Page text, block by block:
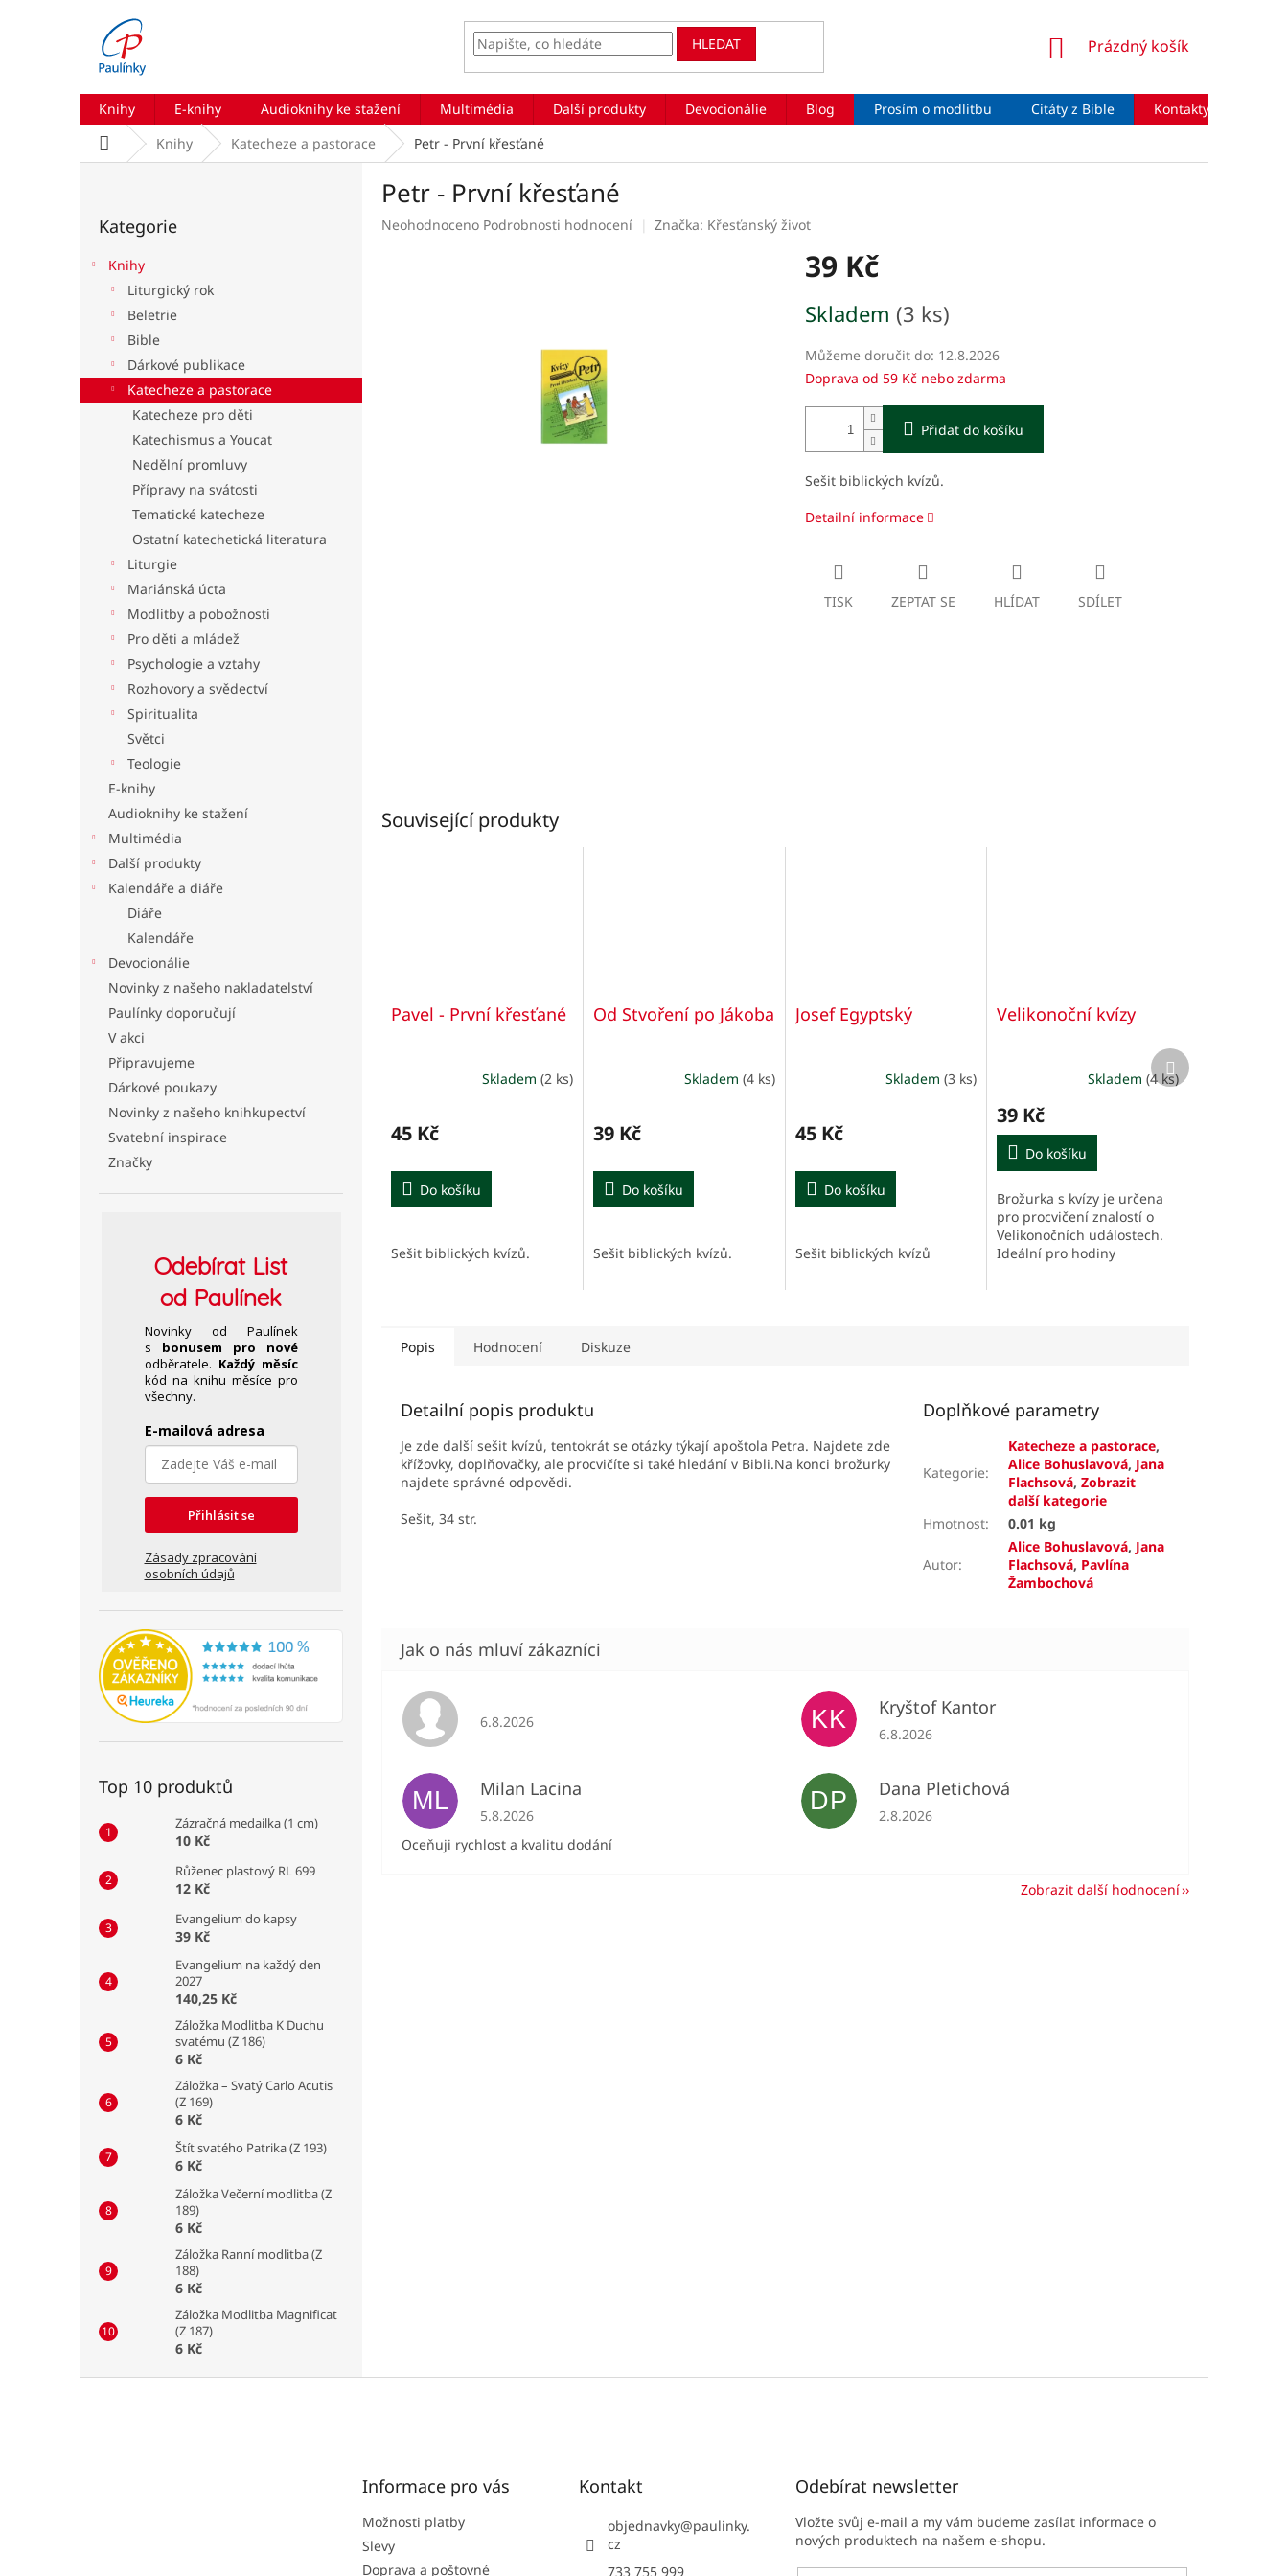
HLEDAT
NÁKUPNÍ
Prázdný košík
Knihy E-knihy Audioknihy ke stažení Multimédia Další produkty Devocionálie Blog Prosím o modlitbu Citáty z Bible Kontakty
Domů Knihy Katecheze a pastorace Petr - První křesťané
a
n
kategorie
Kategorie
Knihy
Liturgický rok
Beletrie
Bible
Dárkové publikace
Katecheze a pastorace
Katecheze pro děti
Katechismus a Youcat
Nedělní promluvy
Přípravy na svátosti
Tematické katecheze
Ostatní katechetická literatura
Liturgie
Mariánská úcta
Modlitby a pobožnosti
Pro děti a mládež
Psychologie a vztahy
Rozhovory a svědectví
Spiritualita
Světci
Teologie
E-knihy
Audioknihy ke stažení
Multimédia
Další produkty
Kalendáře a diáře
Diáře
Kalendáře
Devocionálie
Novinky z našeho nakladatelství
Paulínky doporučují
V akci
Připravujeme
Dárkové poukazy
Novinky z našeho knihkupectví
Svatební inspirace
Značky
OdebíratList
od Paulínek
Novinky od Paulínek
s bonusem pro nové
odběratele. Každý měsíc
kód na knihu měsíce pro
všechny.
E-mailová adresa
Přihlásit se
Zásady zpracování
osobních údajů
Top 10 produktů
Zázračná medailka (1 cm)
10 Kč
Růženec plastový RL 699
12 Kč
Evangelium do kapsy
39 Kč
Evangelium na každý den
2027
140,25 Kč
Záložka Modlitba K Duchu
svatému (Z 186)
6 Kč
Záložka – Svatý Carlo Acutis
(Z 169)
6 Kč
Štít svatého Patrika (Z 193)
6 Kč
Záložka Večerní modlitba (Z
189)
6 Kč
Záložka Ranní modlitba (Z
188)
6 Kč
Záložka Modlitba Magnificat
(Z 187)
6 Kč
Petr - První křesťané
Průměrné
Neohodnoceno Podrobnosti hodnocení Značka: Křesťanský život
39 Kč
cena:
Skladem (3 ks)
Můžeme doručit do: 12.8.2026
Doprava od 59 Kč nebo zdarma
Přidat do košíku
Sešit biblických kvízů.
Detailní informace
TISK ZEPTAT SE HLÍDAT SDÍLET
Související produkty
Pavel - První křesťané
Skladem (2 ks)
45 Kč
Do košíku
Sešit biblických kvízů.
Od Stvoření po Jákoba
Skladem (4 ks)
39 Kč
Do košíku
Sešit biblických kvízů.
Josef Egyptský
Skladem(3 ks)
45 Kč
Do košíku
Sešit biblických kvízů
Velikonoční kvízy
Skladem (4 ks)
39 Kč
Do košíku
Brožurka s kvízy je určena
pro procvičení znalostí o
Velikonočních událostech.
Ideální pro hodiny
Další
produkt
Popis Hodnocení Diskuze
Detailní popis produktu
Je zde další sešit kvízů, tentokrát se otázky týkají apoštola Petra. Najdete zde
křížovky, doplňovačky, ale procvičíte si také hledání v Bibli.Na konci brožurky
najdete správné odpovědi.
Sešit, 34 str.
Doplňkové parametry
Kategorie:
Katecheze a pastorace,
Alice Bohuslavová, Jana
Flachsová,Zobrazit
další kategorie
Hmotnost: 0.01 kg
Autor:
Alice Bohuslavová, Jana
Flachsová, Pavlína
Žambochová
Hodnocení obchodu je 5 z 5 hvězdiček.
6.8.2026 KK Kryštof Kantor
Hodnocení obchodu je 5 z 5 hvězdiček.
6.8.2026
ML Milan Lacina
Hodnocení obchodu je 5 z 5 hvězdiček.
5.8.2026
Oceňuji rychlost a kvalitu dodání
DP Dana Pletichová
Hodnocení obchodu je 5 z 5 hvězdiček.
2.8.2026
Zobrazit další hodnocení
Informace pro vás
Možnosti platby
Slevy
Doprava a poštovné
Kontakt
objednavky@paulinky.
cz
733 755 999
Odebírat newsletter
Vložte svůj e-mail a my vám budeme zasílat informace o
nových produktech na našem e-shopu.